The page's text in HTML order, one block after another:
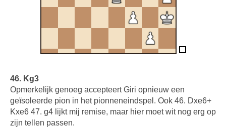
46. Kg3
Opmerkelijk genoeg accepteert Giri opnieuw een
geïsoleerde pion in het pionneneindspel. Ook 46. Dxe6+
Kxe6 47. g4 lijkt mij remise, maar hier moet wit nog erg op
zijn tellen passen.